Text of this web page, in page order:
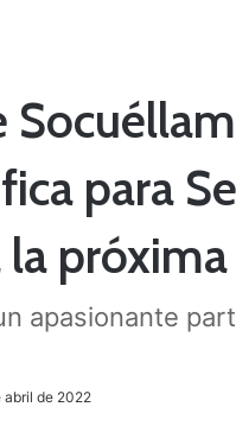
para
la
apasionante
abril de 2022